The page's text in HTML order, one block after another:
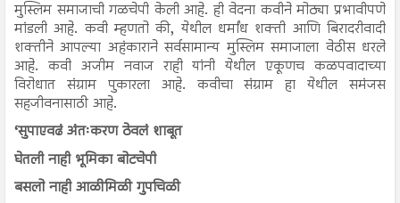
मुस्लिम समाजाची गळचेपी केली आहे. ही वेदना कवीने मोठ्या प्रभावीपणे
मांडली आहे. कवी म्हणतो की, येथील धर्मांध शक्ती आणि बिरादरीवादी
शक्तीने आपल्या अहंकाराने सर्वसामान्य मुस्लिम समाजाला वेठीस धरले
आहे. कवी अजीम नवाज राही यांनी येथील एकूणच कळपवादाच्या
विरोधात संग्राम पुकारला आहे. कवीचा संग्राम हा येथील समंजस
सहजीवनासाठी आहे.
‘सुपाएवढं अंतःकरण ठेवलं शाबूत
घेतली नाही भूमिका बोटचेपी
बसलो नाही आळीमिळी गुपचिळी